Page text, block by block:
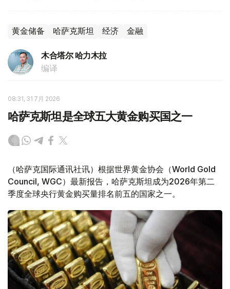
黄金储备 哈萨克斯坦 经济 金融
木合塔尔 哈力木拉
编译
08:31, 31 7月 2026
哈萨克斯坦是全球五大黄金购买国之一
（哈萨克国际通讯社讯）根据世界黄金协会（World Gold
Council, WGC）最新报告，哈萨克斯坦成为2026年第二
季度全球央行黄金购买量排名前五的国家之一。